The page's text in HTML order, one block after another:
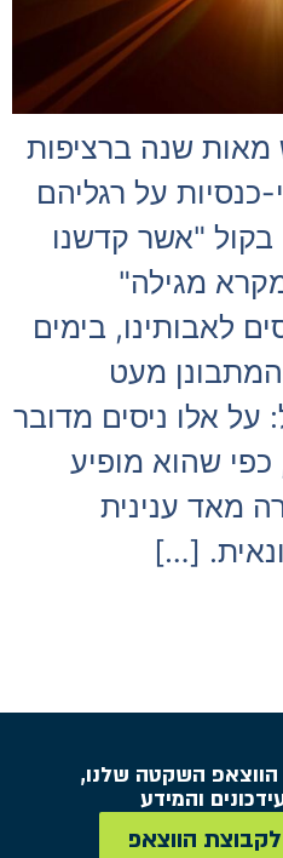
שנה ברציפות
כנסיות על רגליהם
"אשר קדשנו
מקרא מגילה"
לאבותינו, בימים
מעט
אלו ניסים מדובר
כפי שהוא מופיע
מאד ענינית
[…]
השקטה שלנו,
והמידע
הווצאפ